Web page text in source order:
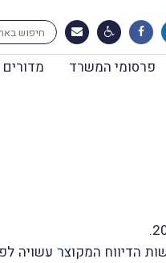
פרסומי המשרד
הדיווח המקוצר עשויה